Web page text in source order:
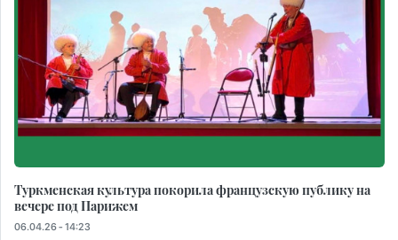
Туркменская культура покорила французскую публику на
вечере под Парижем
06.04.26 - 14:23